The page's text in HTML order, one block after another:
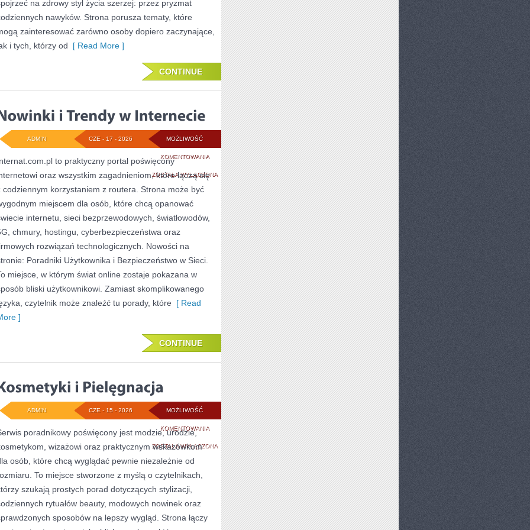
na zdrowy styl życia szerzej: przez pryzmat
nawyków. Strona porusza tematy, które
zainteresować zarówno osoby dopiero zaczynające,
i tych, którzy od [ Read More ]
CONTINUE
MOŻLIWOŚĆ
KOMENTOWANIANOWINKI
I
TRENDY
INTERNECIE
ZOSTAŁA WYŁĄCZONA
CZE - 17 - 2026
ADMIN
to praktyczny portal poświęcony
oraz wszystkim zagadnieniom, które łączą się
codziennym korzystaniem z routera. Strona może być
miejscem dla osób, które chcą opanować
internetu, sieci bezprzewodowych, światłowodów,
chmury, hostingu, cyberbezpieczeństwa oraz
rozwiązań technologicznych. Nowości na
Poradniki Użytkownika i Bezpieczeństwo w Sieci.
miejsce, w którym świat online zostaje pokazana w
bliski użytkownikowi. Zamiast skomplikowanego
czytelnik może znaleźć tu porady, które [ Read
]
CONTINUE
MOŻLIWOŚĆ
KOMENTOWANIAKOSMETYKI
I
PIELĘGNACJA
ZOSTAŁA WYŁĄCZONA
CZE - 15 - 2026
ADMIN
poradnikowy poświęcony jest modzie, urodzie,
wizażowi oraz praktycznym wskazówkom
osób, które chcą wyglądać pewnie niezależnie od
To miejsce stworzone z myślą o czytelnikach,
szukają prostych porad dotyczących stylizacji,
rytuałów beauty, modowych nowinek oraz
sposobów na lepszy wygląd. Strona łączy